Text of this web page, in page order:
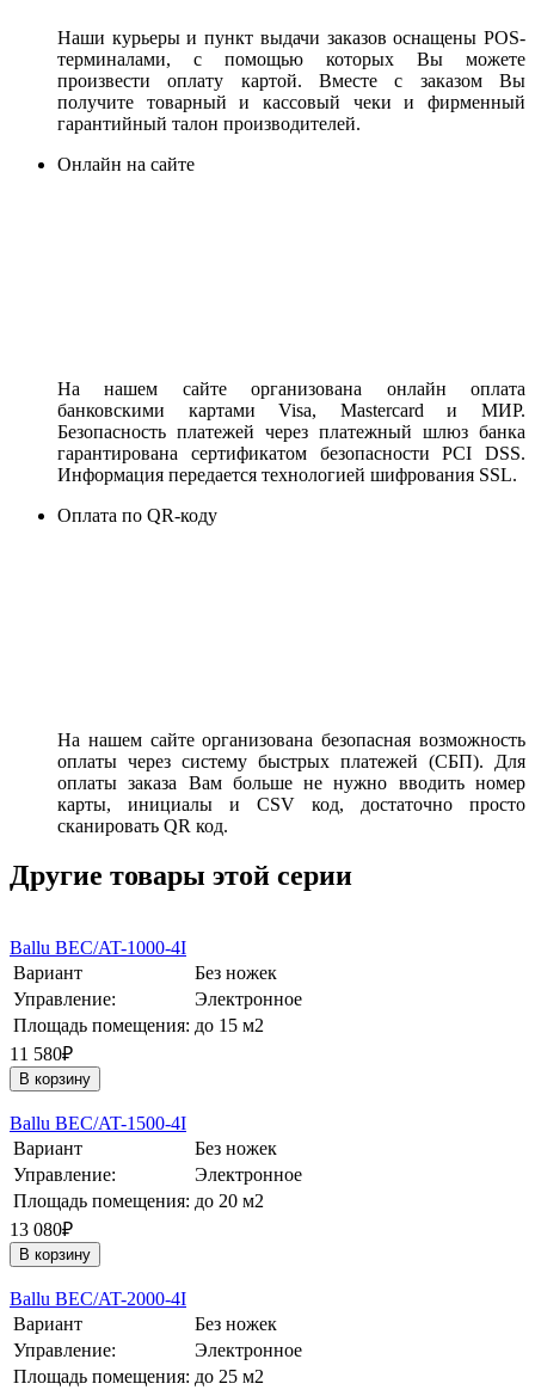
Наши курьеры и пункт выдачи заказов оснащены POS-
терминалами, с помощью которых Вы можете
произвести оплату картой. Вместе с заказом Вы
получите товарный и кассовый чеки и фирменный
гарантийный талон производителей.
Онлайн на сайте
На нашем сайте организована онлайн оплата
банковскими картами Visa, Mastercard и МИР.
Безопасность платежей через платежный шлюз банка
гарантирована сертификатом безопасности PCI DSS.
Информация передается технологией шифрования SSL.
Оплата по QR-коду
На нашем сайте организована безопасная возможность
оплаты через систему быстрых платежей (СБП). Для
оплаты заказа Вам больше не нужно вводить номер
карты, инициалы и CSV код, достаточно просто
сканировать QR код.
Другие товары этой серии
Ballu BEC/AT-1000-4I
Вариант
Без ножек
Управление:
Электронное
Площадь помещения: до 15 м2
11 580₽
В корзину
Ballu BEC/AT-1500-4I
Вариант
Без ножек
Управление:
Электронное
Площадь помещения: до 20 м2
13 080₽
В корзину
Ballu BEC/AT-2000-4I
Вариант
Без ножек
Управление:
Электронное
Площадь помещения: до 25 м2